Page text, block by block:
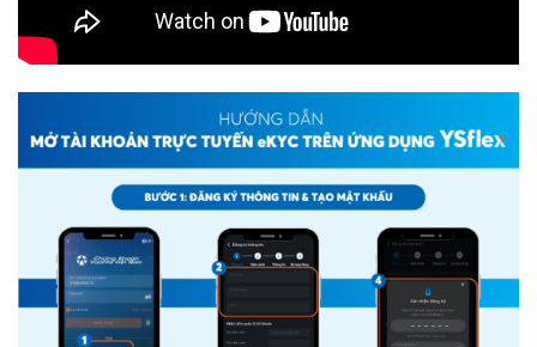
Cài đặt tiểu khoản mặc định
Đổi mật khẩu